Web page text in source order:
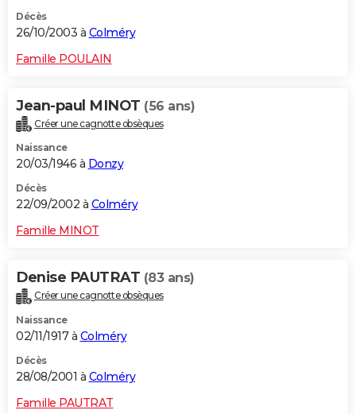
Décès
26/10/2003 à Colméry
Famille POULAIN
Jean-paul MINOT (56 ans)
Créer une cagnotte obsèques
Naissance
20/03/1946 à Donzy
Décès
22/09/2002 à Colméry
Famille MINOT
Denise PAUTRAT (83 ans)
Créer une cagnotte obsèques
Naissance
02/11/1917 à Colméry
Décès
28/08/2001 à Colméry
Famille PAUTRAT